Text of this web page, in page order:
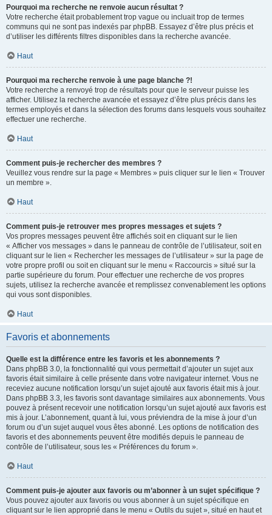
Pourquoi ma recherche ne renvoie aucun résultat ?
Votre recherche était probablement trop vague ou incluait trop de termes
communs qui ne sont pas indexés par phpBB. Essayez d’être plus précis et
d’utiliser les différents filtres disponibles dans la recherche avancée.
Haut
Pourquoi ma recherche renvoie à une page blanche ?!
Votre recherche a renvoyé trop de résultats pour que le serveur puisse les
afficher. Utilisez la recherche avancée et essayez d’être plus précis dans les
termes employés et dans la sélection des forums dans lesquels vous souhaitez
effectuer une recherche.
Haut
Comment puis-je rechercher des membres ?
Veuillez vous rendre sur la page « Membres » puis cliquer sur le lien « Trouver
un membre ».
Haut
Comment puis-je retrouver mes propres messages et sujets ?
Vos propres messages peuvent être affichés soit en cliquant sur le lien
« Afficher vos messages » dans le panneau de contrôle de l’utilisateur, soit en
cliquant sur le lien « Rechercher les messages de l’utilisateur » sur la page de
votre propre profil ou soit en cliquant sur le menu « Raccourcis » situé sur la
partie supérieure du forum. Pour effectuer une recherche de vos propres
sujets, utilisez la recherche avancée et remplissez convenablement les options
qui vous sont disponibles.
Haut
Favoris et abonnements
Quelle est la différence entre les favoris et les abonnements ?
Dans phpBB 3.0, la fonctionnalité qui vous permettait d’ajouter un sujet aux
favoris était similaire à celle présente dans votre navigateur internet. Vous ne
receviez aucune notification lorsqu’un sujet ajouté aux favoris était mis à jour.
Dans phpBB 3.3, les favoris sont davantage similaires aux abonnements. Vous
pouvez à présent recevoir une notification lorsqu’un sujet ajouté aux favoris est
mis à jour. L’abonnement, quant à lui, vous préviendra de la mise à jour d’un
forum ou d’un sujet auquel vous êtes abonné. Les options de notification des
favoris et des abonnements peuvent être modifiés depuis le panneau de
contrôle de l’utilisateur, sous les « Préférences du forum ».
Haut
Comment puis-je ajouter aux favoris ou m’abonner à un sujet spécifique ?
Vous pouvez ajouter aux favoris ou vous abonner à un sujet spécifique en
cliquant sur le lien approprié dans le menu « Outils du sujet », situé en haut et